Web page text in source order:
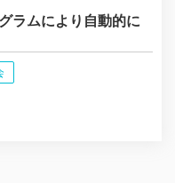
ラムにより自動的に